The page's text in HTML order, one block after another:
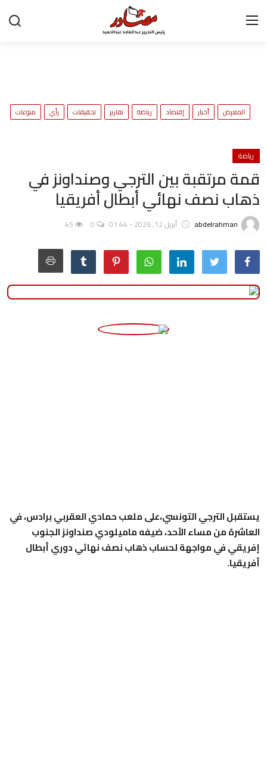
المعرض
إقتصاد
رياضة
تقارير
تحقيقات
رأي
منوعات
المعرض أخبار إقتصاد رياضة تقارير تحقيقات رأي منوعات
رياضة
قمة مرتقبة بين الترجي وصنداونز في
ذهاب نصف نهائي أبطال أفريقيا
abdelrahman أبريل 12, 2026 - 01:44
يستقبل الترجي التونسي،على ملعب حمادي العقربي برادس، في
العاشرة من مساء الأحد، ضيفه ماميلودي صنداونز الجنوب
إفريقي في مواجهة لحساب ذهاب نصف نهائي دوري أبطال
أفريقيا.